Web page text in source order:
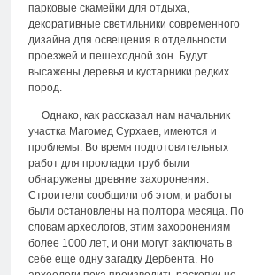
парковые скамейки для отдыха,
декоративные светильники современного
дизайна для освещения в отдельности
проезжей и пешеходной зон. Будут
высажены деревья и кустарники редких
пород.
Однако, как рассказал нам начальник
участка Магомед Сурхаев, имеются и
проблемы. Во время подготовительных
работ для прокладки труб были
обнаружены древние захоронения.
Строители сообщили об этом, и работы
были остановлены на полтора месяца. По
словам археологов, этим захоронениям
более 1000 лет, и они могут заключать в
себе еще одну загадку Дербента. Но